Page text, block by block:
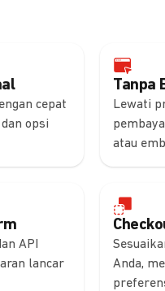
cepat
opsi
Tanpa
Lewati
atau
API
lancar
Anda,